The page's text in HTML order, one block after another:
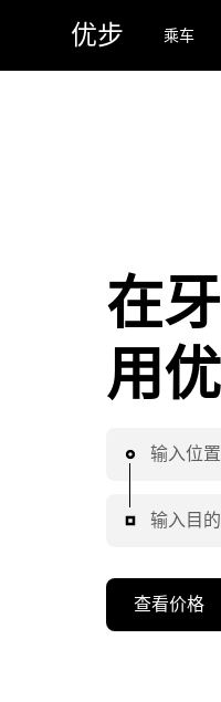
优步 乘车
在
用
输入位置
输入目
查看价格